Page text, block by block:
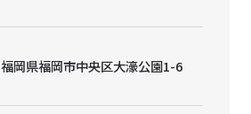
福岡県福岡市中央区大濠公園1-6